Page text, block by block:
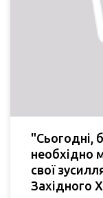
"Сьогодні,
необхідно
свої
Західного